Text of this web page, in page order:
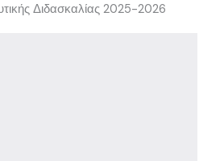
Διδασκαλίας 2025-2026